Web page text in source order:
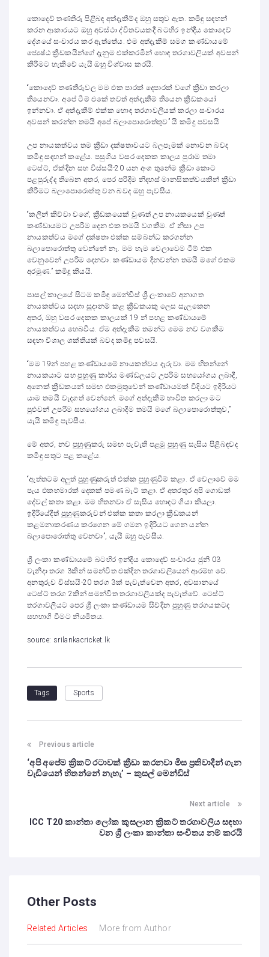
කොදෙව් තණතීරු පිළිබඳ අත්දැකීම්ද ඔහු සතුව ඇත. කමිඳු සඳහන්
කරන ආකාරයට ඔහු අවස්ථා ද්විතවයකදී බටහිර ඉන්දීය කොදෙව්
දේශයේ සංචාරය කර ඇත්තේය. එම අත්දැකීම් සමග කණ්ඩායමේ
ජ්‍යෙෂ්ඨ ක්‍රීඩකයින්ගේ දැනුම එක්කරමින් හොඳ තරගාවලියක් අවසන්
කිරීමට හැකිවේ යැයි ඔහු විශ්වාස කරයි.
“කොදෙව් තණතීරුවල මම එක පාරක් දෙපාරක් වගේ ක්‍රීඩා කරලා
තියෙනවා. අපේ ටීම් එකේ තවත් අත්දැකීම් තියෙන ක්‍රීඩකයෝ
ඉන්නවා. ඒ අත්දැකීම් එක්ක හොඳ තරගාවලියක් කරලා සංචාරය
අවසන් කරන්න තමයි අපේ බලාපොරොත්තුව” යි කමිදු පවසයි
උප නායකත්වය තම ක්‍රීඩා දක්ෂතාවයට බලපෑමක් නොවන බවද
කමිඳු සඳහන් කළේය. පසුගිය වසර දෙකක කාලය පුරාම තමා
ටෙස්ට්, ඒක්දින සහ විස්සයි-20 යන අංශ තුනේම ක්‍රීඩා කොට
පළපුරුද්ද තිබෙන අතර, පෙර පරිදිම නිදහස් මානසිකත්වයකින් ක්‍රීඩා
කිරීමට බලාපොරොත්තු වන බවද ඔහු පැවසීය.
“කලින් කිව්වා වගේ, ක්‍රීඩකයෙක් වුණත් උප නායකයෙක් වුණත්
කණ්ඩායමට උපරිම දෙන එක තමයි වගකීම. ඒ නිසා උප
නායකත්වය මගේ දක්ෂතා එක්ක සම්බන්ධ කරගන්න
බලාපොරොත්තු වෙන්නේ නෑ. මම හැම වෙලාවෙම ටීම් එක
වෙනුවෙන් උපරිම දෙනවා. කණ්ඩායම දිනවන්න තමයි මගේ එකම
අරමුණ.” කමිදු කියයි.
පාසල් කාලයේ සිටම කමිඳු මෙන්ඩිස් ශ්‍රී ලංකාවේ අනාගත
නායකත්වය සදහා සූදානම් කළ ක්‍රීඩකයකු ලෙස සැලකෙන
අතර, ඔහු වසර දෙකක කාලයක් 19 න් පහළ කණ්ඩායමේ
නායකත්වය හෙබවීය. ඒම අත්දැකීම් තමන්ට මෙම නව වගකීම
සඳහා විශාල ශක්තියක් බවද කමිඳු පවසයි.
“මම 19න් පහළ කණ්ඩායමේ නායකත්වය දැරුවා. මම හිතන්නේ
නායකයාට සහ පුහුණු කාර්ය මණ්ඩලයට උපරිම සහයෝගය ලබාදී,
අනෙක් ක්‍රීඩකයන් සමඟ එකමුතුවෙන් කණ්ඩායමක් විදියට ඉදිරියට
යාම තමයි වැදගත් වෙන්නේ. මගේ අත්දැකීම් භාවිත කරලා මට
පුළුවන් උපරිම සහයෝගය ලබාදීම තමයි මගේ බලාපොරොත්තුව,”
යැයි කමිඳු පැවසීය.
මේ අතර, නව පුහුණුකරු සමඟ පැවැති පළමු පුහුණු සැසිය පිළිබඳවද
කමිඳු සතුට පළ කළේය.
“ඇත්තටම අලුත් පුහුණුකරුත් එක්ක පුහුණුවීම් කළා. ඒ වෙලාවේ මම
පැය එකහමාරක් දෙකක් පමණ බැට් කළා. ඒ අතරතුර අපි ගොඩක්
දේවල් කතා කළා. මම හිතනවා ඒ සැසිය හොඳට ගියා කියලා.
ඉදිරියේදීත් පුහුණුකරුවන් එක්ක කතා කරලා ක්‍රීඩකයන්
කළමනාකරණය කරගෙන මේ ගමන ඉදිරියට ගෙන යන්න
බලාපොරොත්තු වෙනවා”, යැයි ඔහු පැවසීය.
ශ්‍රී ලංකා කණ්ඩායමේ බටහිර ඉන්දීය කොදෙව් සංචාරය ජුනි 03
වැනිදා තරග 3කින් සමන්විත එක්දින තරගාවලියෙන් ආරම්භ වේ.
අනතුරුව විස්සයි-20 තරග 3ක් පැවැත්වෙන අතර, අවසානයේ
ටෙස්ට් තරග 2කින් සමන්විත තරගාවලියක්ද පැවැත්වේ. ටෙස්ට්
තරගාවලියට පෙර ශ්‍රී ලංකා කණ්ඩායම සිව්දින පුහුණු තරගයකටද
සහභාගි වීමට නියමිතය.
source: srilankacricket.lk
Tags Sports
Previous article
‘අපි අපේම ක්‍රිකට් රටාවක් ක්‍රීඩා කරනවා මිස ප්‍රතිවාදීන් ගැන
වැඩියෙන් හිතන්නේ නැහැ’ – කුසල් මෙන්ඩිස්
Next article
ICC T20 කාන්තා ලෝක කුසලාන ක්‍රිකට් තරගාවලිය සඳහා
වන ශ්‍රී ලංකා කාන්තා සංචිතය නම් කරයි
Other Posts
Related Articles More from Author